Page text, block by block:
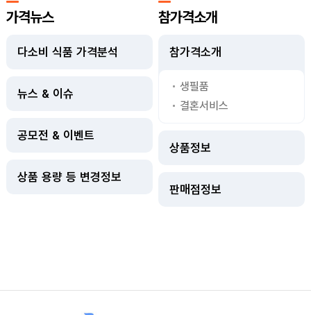
가격뉴스
다소비 식품 가격분석
뉴스 & 이슈
공모전 & 이벤트
상품 용량 등 변경정보
참가격소개
참가격소개
생필품
결혼서비스
상품정보
판매점정보